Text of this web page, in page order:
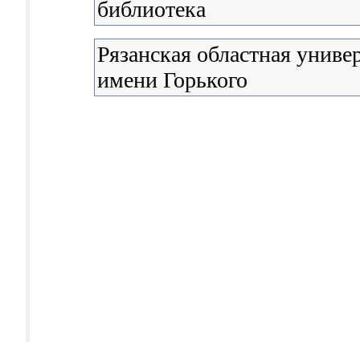
библиотека
Рязанская областная
имени Горького